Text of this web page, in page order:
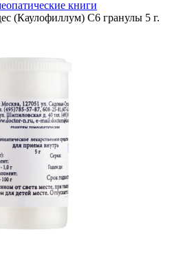
книги
(Каулофиллум) С6 гранулы 5 г.